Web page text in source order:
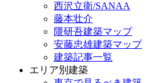
西沢立衛/SANAA
藤本壮介
隈研吾建築マップ
安藤忠雄建築マップ
建築記事一覧
エリア別建築